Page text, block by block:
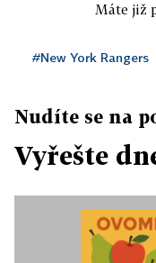
Máte již
#New York Rangers
Nudíte se na
Vyřešte